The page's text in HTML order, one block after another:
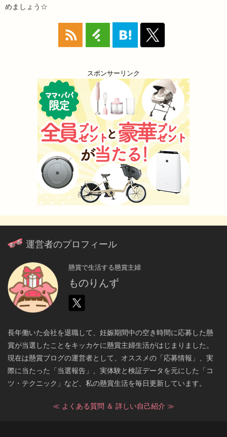
めましょう☆
スポンサーリンク
運営者のプロフィール
懸賞で生活する懸賞主婦
ものりんず
長年働いた会社を退職して、妊娠期間中の空き時間に応募した懸
賞が当選したことをキッカケに懸賞主婦生活がはじまりました。
現在は懸賞ブログの運営者として、オススメの「応募情報」、実
際に当たった「当選報告」、実体験と検証データを元にした「コ
ツ・テクニック」など、私の懸賞生活を毎日更新しています。
≪ よくある質問 ＆ 詳しい自己紹介 ≫